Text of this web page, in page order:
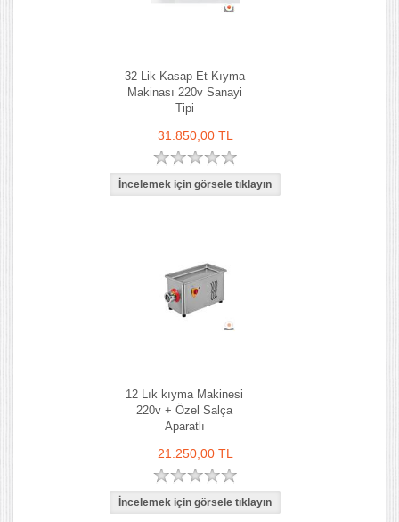
32 Lik Kasap Et Kıyma
Makinası 220v Sanayi
Tipi
31.850,00 TL
12 Lık kıyma Makinesi
220v + Özel Salça
Aparatlı
21.250,00 TL